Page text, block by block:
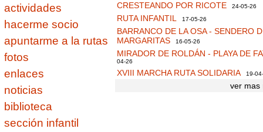
actividades
hacerme socio
apuntarme a la rutas
fotos
enlaces
noticias
biblioteca
sección infantil
CRESTEANDO POR RICOTE 24-05-26
RUTA INFANTIL 17-05-26
BARRANCO DE LA OSA - SENDERO
MARGARITAS 16-05-26
MIRADOR DE ROLDÁN - PLAYA DE
04-26
XVIII MARCHA RUTA SOLIDARIA 19-
ver mas